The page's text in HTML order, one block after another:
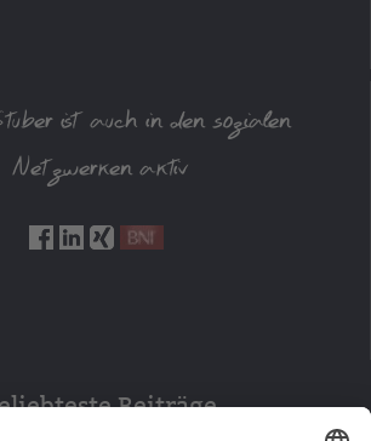
ist auch in den sozialen
Netzwerken aktiv
Beiträge